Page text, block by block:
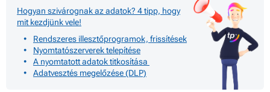
Hogyan szivárognak az adatok? 4 tipp, hogy
mit kezdjünk vele!
Rendszeres illesztőprogramok, frissítések
Nyomtatószerverek telepítése
A nyomtatott adatok titkosítása
Adatvesztés megelőzése (DLP)